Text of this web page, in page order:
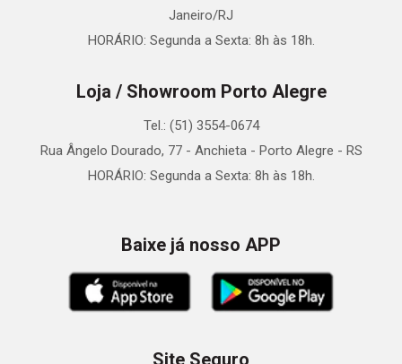
Janeiro/RJ
HORÁRIO: Segunda a Sexta: 8h às 18h.
Loja / Showroom Porto Alegre
Tel.: (51) 3554-0674
Rua Ângelo Dourado, 77 - Anchieta - Porto Alegre - RS
HORÁRIO: Segunda a Sexta: 8h às 18h.
Baixe já nosso APP